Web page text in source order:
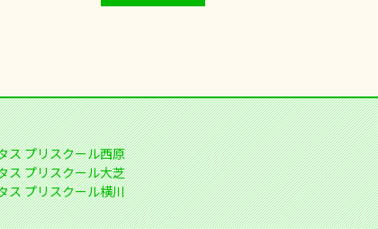
ス プリスクール西原
ス プリスクール大芝
ス プリスクール横川